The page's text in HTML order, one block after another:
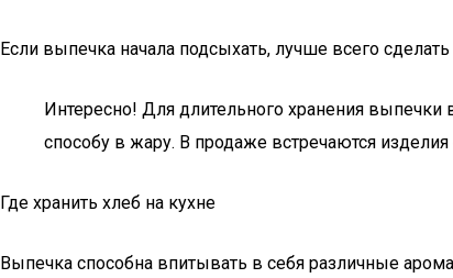
Если выпечка начала подсыхать, лучше всего
Интересно! Для длительного хранения
способу в жару. В продаже встречаются
Где хранить хлеб на кухне
Выпечка способна впитывать в себя различные